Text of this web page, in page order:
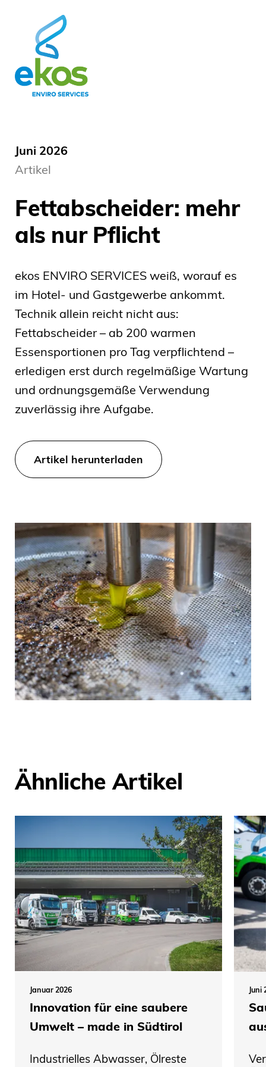
Juni 2026
Artikel
Fettabscheider: mehr
als nur Pflicht
ekos ENVIRO SERVICES weiß, worauf es
im Hotel- und Gastgewerbe ankommt.
Technik allein reicht nicht aus:
Fettabscheider – ab 200 warmen
Essensportionen pro Tag verpflichtend –
erledigen erst durch regelmäßige Wartung
und ordnungsgemäße Verwendung
zuverlässig ihre Aufgabe.
Artikel herunterladen
Ähnliche Artikel
Januar 2026
Innovation für eine saubere
Umwelt – made in Südtirol
Industrielles Abwasser, Ölreste
Juni